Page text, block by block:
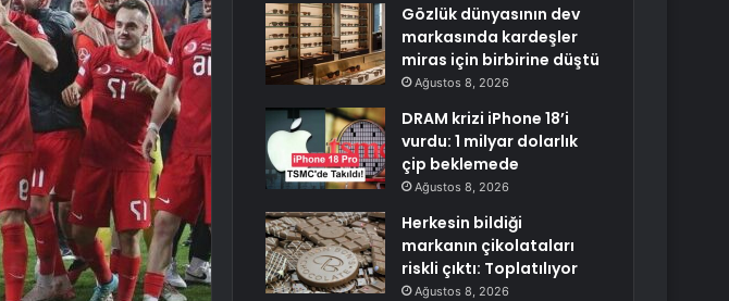
Gözlük dünyasının dev
markasında kardeşler
miras için birbirine düştü
Ağustos 8, 2026
DRAM krizi iPhone 18’i
vurdu: 1 milyar dolarlık
çip beklemede
Ağustos 8, 2026
Herkesin bildiği
markanın çikolataları
riskli çıktı: Toplatılıyor
Ağustos 8, 2026